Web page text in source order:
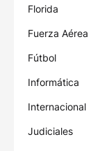
Florida
Fuerza Aérea
Fútbol
Informática
Internacional
Judiciales